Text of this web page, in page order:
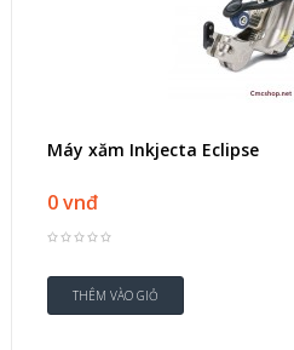
Máy xăm Inkjecta Eclipse
0 vnđ